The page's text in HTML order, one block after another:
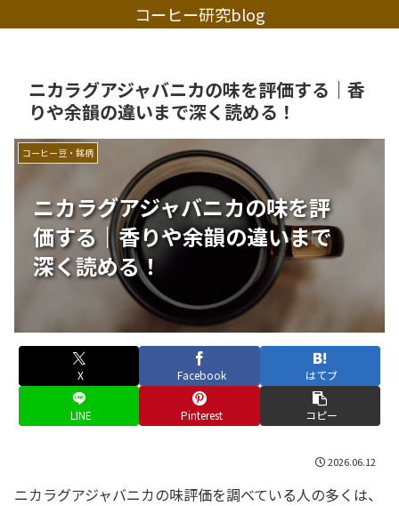
コーヒー研究blog
ニカラグアジャバニカの味を評価する｜香
りや余韻の違いまで深く読める！
ニカラグアジャバニカの味を評
価する｜香りや余韻の違いまで
深く読める！
コーヒー豆・銘柄
X Facebook はてブ
LINE Pinterest コピー
2026.06.12
ニカラグアジャバニカの味評価を調べている人の多くは、